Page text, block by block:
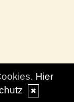
Hier
✖